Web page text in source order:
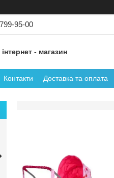
95-00
- магазин
Контакти Доставка та оплата